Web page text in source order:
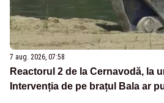
7 aug. 2026, 07:58
Reactorul 2 de la Cernavodă, la
Intervenția de pe brațul Bala ar